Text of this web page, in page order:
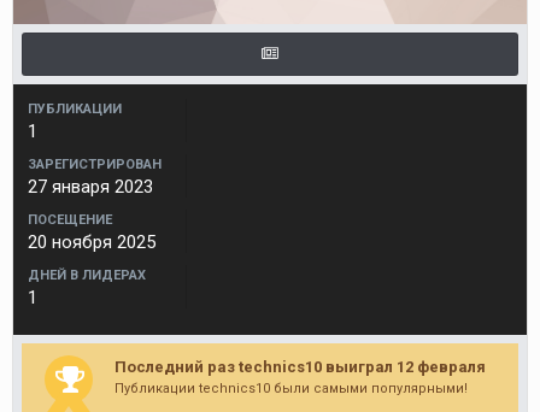
ПУБЛИКАЦИИ
1
ЗАРЕГИСТРИРОВАН
27 января 2023
ПОСЕЩЕНИЕ
20 ноября 2025
ДНЕЙ В ЛИДЕРАХ
1
Последний раз technics10 выиграл 12 февраля
Публикации technics10 были самыми популярными!